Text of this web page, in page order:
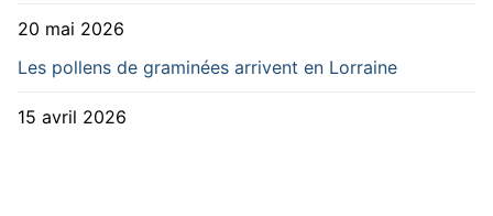
20 mai 2026
Les pollens de graminées arrivent en Lorraine
15 avril 2026